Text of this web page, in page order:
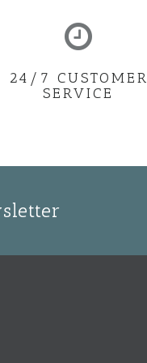
24/7 CUSTOMER
SERVICE